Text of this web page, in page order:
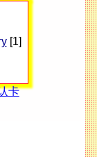
[1]
卡